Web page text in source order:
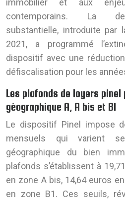
immobilier et aux
contemporains. La
substantielle, introduite par
2021, a programmé
dispositif avec une
défiscalisation pour les
Les plafonds de loyers pinel
géographique A, A bis et B1
Le dispositif Pinel impose
mensuels qui varient
géographique du bien
plafonds s’établissent à
en zone A bis, 14,64 euros
en zone B1. Ces seuils,